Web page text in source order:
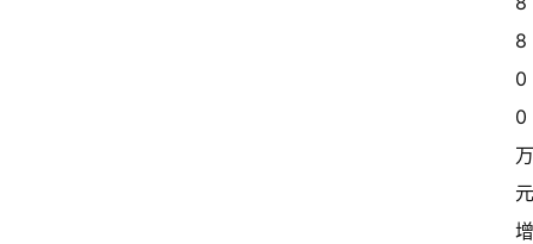
8
0
0